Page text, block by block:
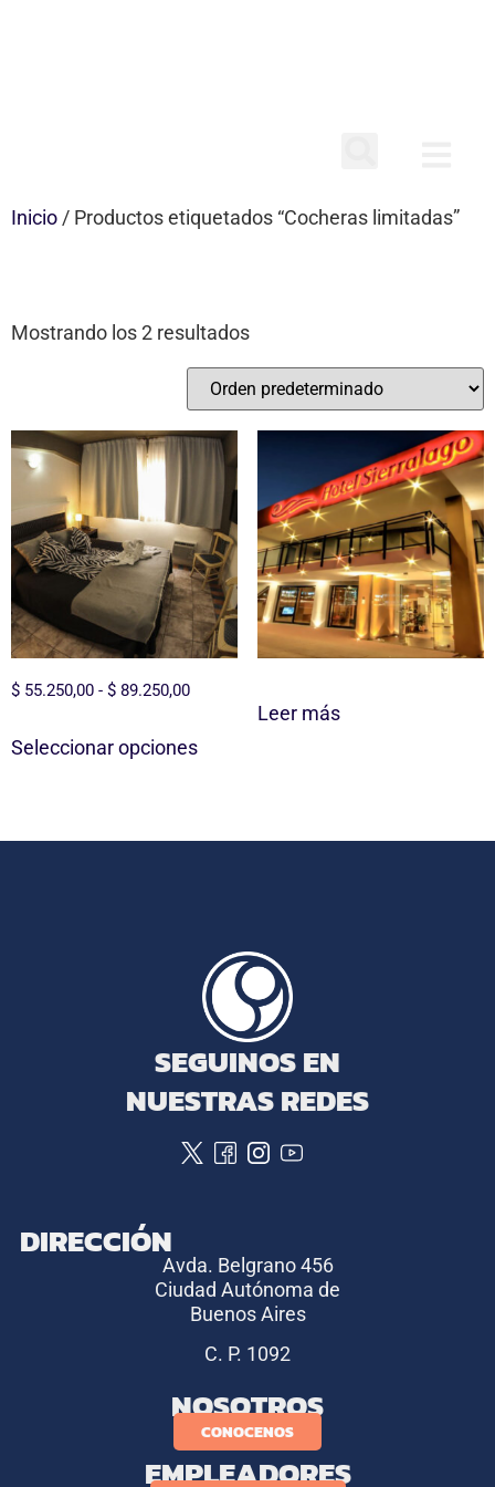
Inicio/ Productos etiquetados “Cocheras limitadas”
Mostrando los 2 resultados
$ 55.250,00 - $ 89.250,00
Seleccionar opciones
Leer más
SEGUINOS EN
NUESTRAS REDES
DIRECCIÓN
Avda. Belgrano 456
Ciudad Autónoma de
Buenos Aires
C. P. 1092
NOSOTROS
CONOCENOS
EMPLEADORES